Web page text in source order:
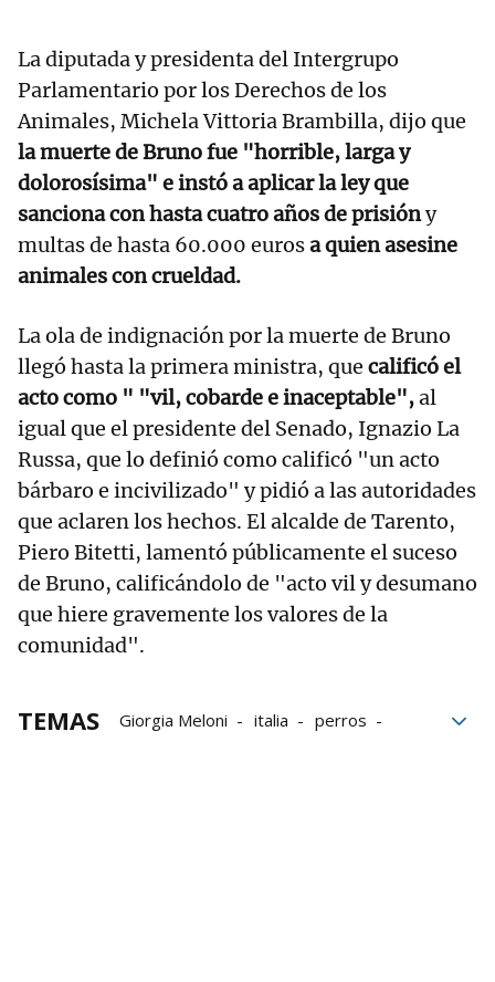
La diputada y presidenta del Intergrupo
Parlamentario por los Derechos de los
Animales, Michela Vittoria Brambilla, dijo que
la muerte de Bruno fue "horrible, larga y
dolorosísima" e instó a aplicar la ley que
sanciona con hasta cuatro años de prisióny
multas de hasta 60.000 eurosa quien asesine
animales con crueldad.
La ola de indignación por la muerte de Bruno
llegó hasta la primera ministra, que calificó el
acto como " "vil, cobarde e inaceptable",al
igual que el presidente del Senado, Ignazio La
Russa, que lo definió como calificó "un acto
bárbaro e incivilizado" y pidió a las autoridades
que aclaren los hechos. El alcalde de Tarento,
Piero Bitetti, lamentó públicamente el suceso
de Bruno, calificándolo de "acto vil y desumano
que hiere gravemente los valores de la
comunidad".
TEMAS Giorgia Meloni italia
perros